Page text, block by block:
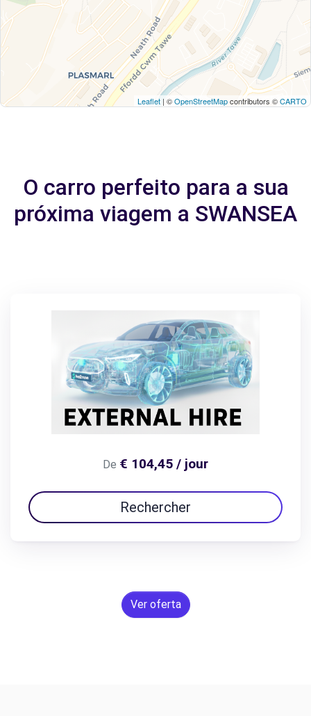
Leaflet | ©OpenStreetMapcontributors ©CARTO
O carro perfeito para a sua
próxima viagem a SWANSEA
De € 104,45 / jour
Rechercher
Ver oferta